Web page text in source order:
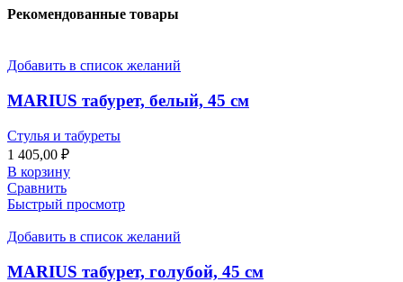
Рекомендованные товары
Добавить в список желаний
MARIUS табурет, белый, 45 см
Стулья и табуреты
1 405,00 ₽
В корзину
Сравнить
Быстрый просмотр
Добавить в список желаний
MARIUS табурет, голубой, 45 см